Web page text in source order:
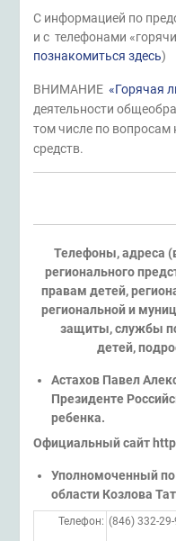
С информацией по
и с телефонами
познакомиться здесь)
ВНИМАНИЕ «Горячая
деятельности
том числе по
средств.
Телефоны, адреса
регионального
правам детей,
региональной и
защиты, службы
детей,
Астахов Павел
Президенте
ребенка.
Официальный сайт
Уполномоченный
области Козлова
Телефон: (846) 332-29-